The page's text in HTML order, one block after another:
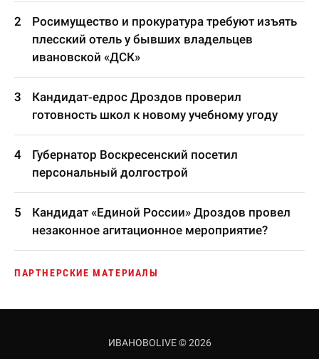
Росимущество и прокуратура требуют изъять
плесский отель у бывших владельцев
ивановской «ДСК»
Кандидат-едрос Дроздов проверил
готовность школ к новому учебному угоду
Губернатор Воскресенский посетил
персональный долгострой
Кандидат «Единой России» Дроздов провел
незаконное агитационное мероприятие?
ПАРТНЕРСКИЕ МАТЕРИАЛЫ
ИВАНОВОLIVE © 2026